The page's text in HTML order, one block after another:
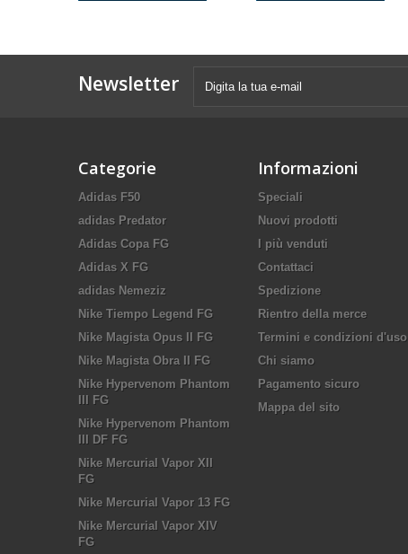
Newsletter
Categorie
Adidas F50
adidas Predator
Adidas Copa FG
Adidas X FG
adidas Nemeziz
Nike Tiempo Legend FG
Nike Magista Opus II FG
Nike Magista Obra II FG
Nike Hypervenom Phantom
III FG
Nike Hypervenom Phantom
III DF FG
Nike Mercurial Vapor XII
FG
Nike Mercurial Vapor 13 FG
Nike Mercurial Vapor XIV
FG
Informazioni
Speciali
Nuovi prodotti
I più venduti
Contattaci
Spedizione
Rientro della merce
Termini e condizioni d'uso
Chi siamo
Pagamento sicuro
Mappa del sito